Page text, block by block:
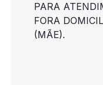
PARA
FORA
(MÃE).